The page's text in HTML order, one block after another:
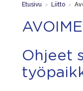
Etusivu > Liitto >
Ohjeet